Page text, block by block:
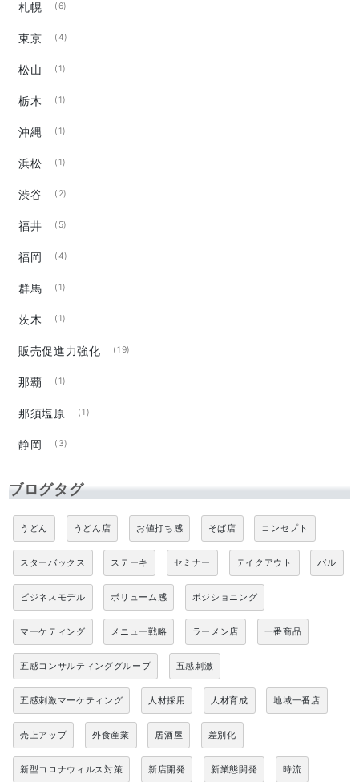
札幌 (6)
東京 (4)
松山 (1)
栃木 (1)
沖縄 (1)
浜松 (1)
渋谷 (2)
福井 (5)
福岡 (4)
群馬 (1)
茨木 (1)
販売促進力強化 (19)
那覇 (1)
那須塩原 (1)
静岡 (3)
ブログタグ
うどん うどん店 お値打ち感 そば店 コンセプト
スターバックス ステーキ セミナー テイクアウト バル
ビジネスモデル ボリューム感 ポジショニング
マーケティング メニュー戦略 ラーメン店 一番商品
五感コンサルティンググループ 五感刺激
五感刺激マーケティング 人材採用 人材育成 地域一番店
売上アップ 外食産業 居酒屋 差別化
新型コロナウィルス対策 新店開発 新業態開発 時流